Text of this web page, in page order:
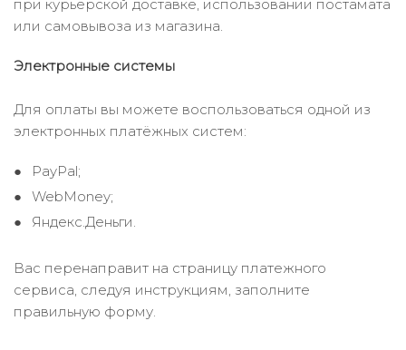
при курьерской доставке, использовании постамата
или самовывоза из магазина.
Электронные системы
Для оплаты вы можете воспользоваться одной из
электронных платёжных систем:
PayPal;
WebMoney;
Яндекс.Деньги.
Вас перенаправит на страницу платежного
сервиса, следуя инструкциям, заполните
правильную форму.